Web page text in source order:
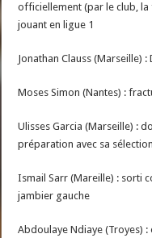
officiellement (par le club,
jouant en ligue 1
Jonathan Clauss (Marseille)
Moses Simon (Nantes) :
Ulisses Garcia (Marseille) :
préparation avec sa sélection
Ismail Sarr (Mareille) : sorti
jambier gauche
Abdoulaye Ndiaye (Troyes) :